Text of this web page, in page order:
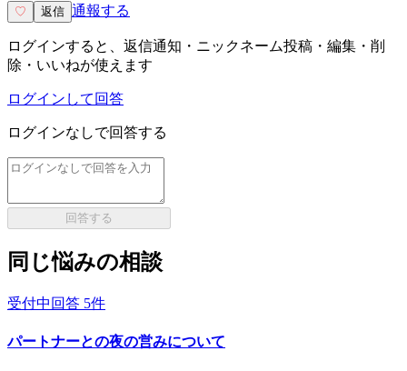
♡ 返信 通報する
ログインすると、返信通知・ニックネーム投稿・編集・削
除・いいねが使えます
ログインして回答
ログインなしで回答する
回答する
同じ悩みの相談
受付中 回答 5件
パートナーとの夜の営みについて